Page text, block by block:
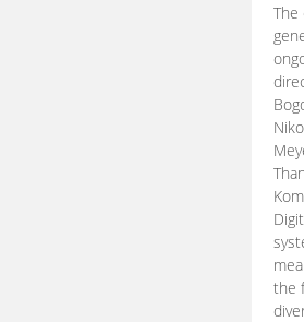
The
the